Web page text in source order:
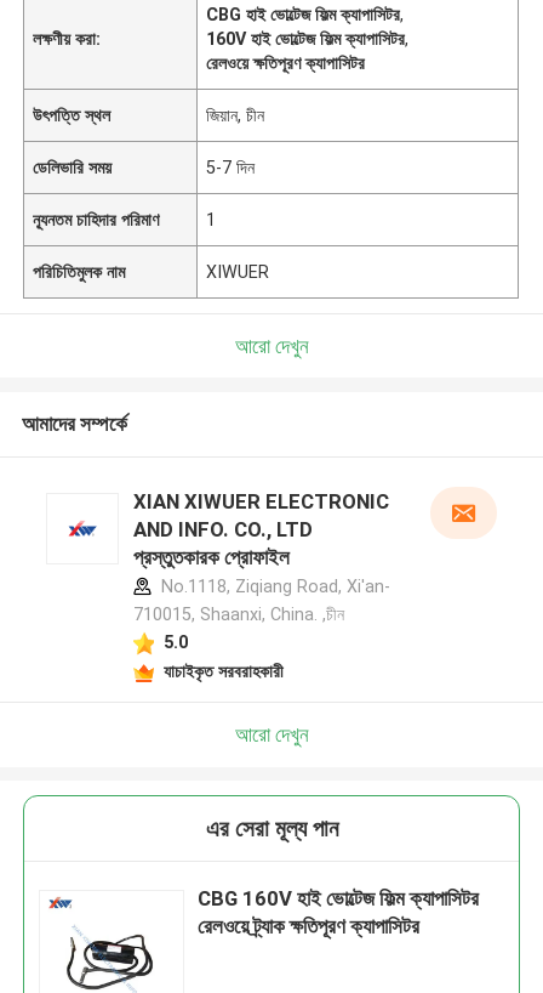
লক্ষণীয় করা:
CBG হাই ভোল্টেজ ফিল্ম ক্যাপাসিটর,
160V হাই ভোল্টেজ ফিল্ম ক্যাপাসিটর,
রেলওয়ে ক্ষতিপূরণ ক্যাপাসিটর
উৎপত্তি স্থল জিয়ান, চীন
ডেলিভারি সময় 5-7 দিন
ন্যূনতম চাহিদার পরিমাণ 1
পরিচিতিমুলক নাম XIWUER
আরো দেখুন
আমাদের সম্পর্কে
XIAN XIWUER ELECTRONIC
AND INFO. CO., LTD
প্রস্তুতকারক প্রোফাইল
No.1118, Ziqiang Road, Xi'an-
710015, Shaanxi, China. ,চীন
5.0
যাচাইকৃত সরবরাহকারী
আরো দেখুন
এর সেরা মূল্য পান
CBG 160V হাই ভোল্টেজ ফিল্ম ক্যাপাসিটর
রেলওয়ে ট্র্যাক ক্ষতিপূরণ ক্যাপাসিটর